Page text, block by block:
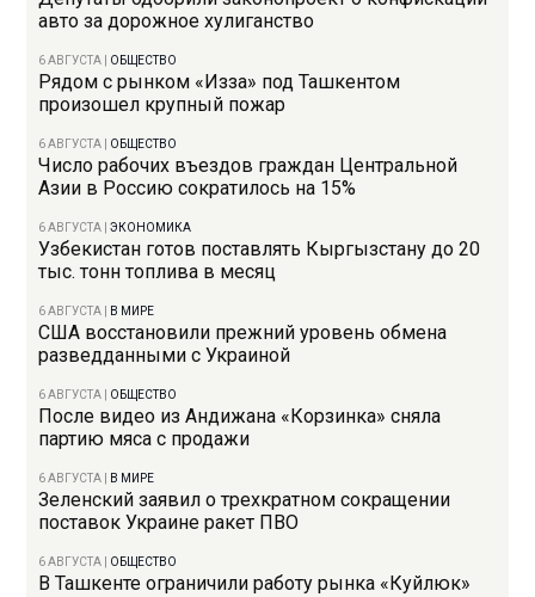
авто за дорожное хулиганство
6 АВГУСТА ОБЩЕСТВО
Рядом с рынком «Изза» под Ташкентом
произошел крупный пожар
6 АВГУСТА ОБЩЕСТВО
Число рабочих въездов граждан Центральной
Азии в Россию сократилось на 15%
6 АВГУСТА |ЭКОНОМИКА
Узбекистан готов поставлять Кыргызстану до 20
тыс. тонн топлива в месяц
6 АВГУСТА В МИРЕ
США восстановили прежний уровень обмена
разведданными с Украиной
6 АВГУСТА ОБЩЕСТВО
После видео из Андижана «Корзинка» сняла
партию мяса с продажи
6 АВГУСТА В МИРЕ
Зеленский заявил о трехкратном сокращении
поставок Украине ракет ПВО
6 АВГУСТА ОБЩЕСТВО
В Ташкенте ограничили работу рынка «Куйлюк»